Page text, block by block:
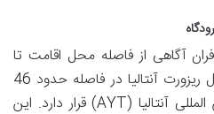
آگاهی از فاصله محل اقامت تا
فرودگاه است. هتل میاروسا غزال ریزورت آنتالیا در فاصله حدود 46
تا 50 کیلومتری از فرودگاه بین المللی آنتالیا (AYT) قرار دارد. این